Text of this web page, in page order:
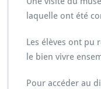
laquelle ont été
Les élèves ont pu
le bien vivre
Pour accéder au